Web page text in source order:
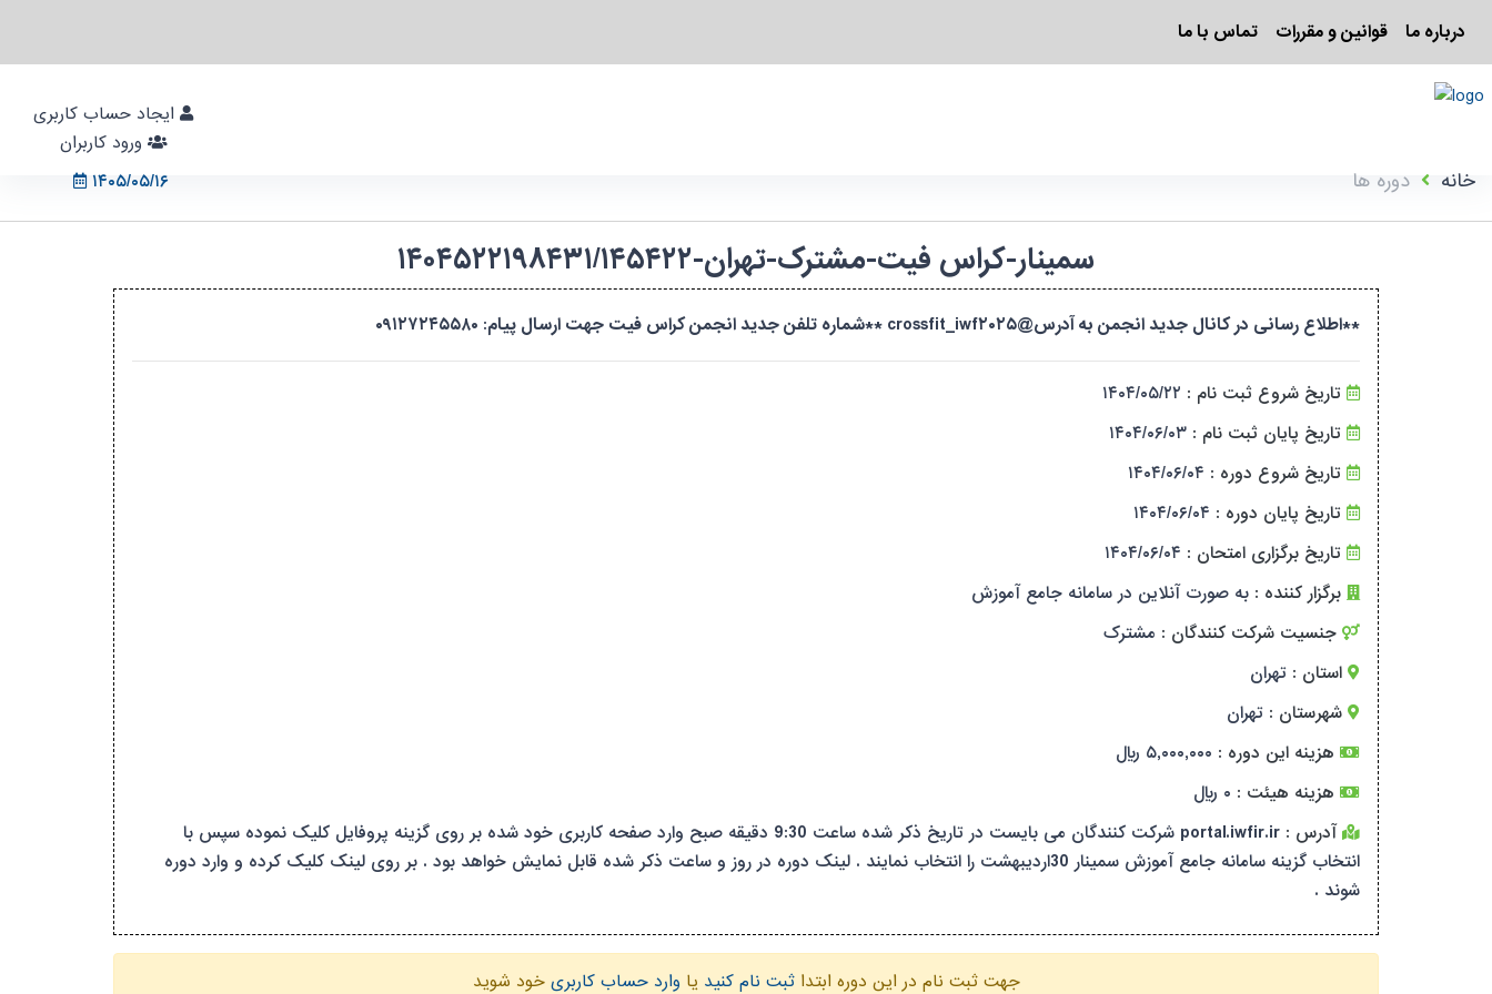
درباره ما قوانین و مقررات تماس با ما
۱۴۰۵/۰۵/۱۶
خانه دوره ها
سمینار-کراس فیت-مشترک-تهران-۱۴۰۴۵۲۲۱۹۸۴۳۱/۱۴۵۴۲۲
**اطلاع رسانی در کانال جدید انجمن به آدرس@crossfit_iwf۲۰۲۵ **شماره تلفن جدید انجمن کراس فیت جهت ارسال پیام: ۰۹۱۲۷۲۴۵۵۸۰
تاریخ شروع ثبت نام : ۱۴۰۴/۰۵/۲۲
تاریخ پایان ثبت نام : ۱۴۰۴/۰۶/۰۳
تاریخ شروع دوره : ۱۴۰۴/۰۶/۰۴
تاریخ پایان دوره : ۱۴۰۴/۰۶/۰۴
تاریخ برگزاری امتحان : ۱۴۰۴/۰۶/۰۴
برگزار کننده : به صورت آنلاین در سامانه جامع آموزش
جنسیت شرکت کنندگان : مشترک
استان : تهران
شهرستان : تهران
هزینه این دوره : ۵,۰۰۰,۰۰۰ ریال
هزینه هیئت : ۰ ریال
آدرس :
portal.iwfir.ir شرکت کنندگان می بایست در تاریخ ذکر شده ساعت 9:30 دقیقه صبح وارد صفحه کاربری خود شده بر روی گزینه پروفایل کلیک نموده سپس با
انتخاب گزینه سامانه جامع آموزش سمینار 30اردیبهشت را انتخاب نمایند . لینک دوره در روز و ساعت ذکر شده قابل نمایش خواهد بود . بر روی لینک کلیک کرده و وارد دوره
شوند .
جهت ثبت نام در این دوره ابتداثبت نام کنید یا وارد حساب کاربری خود شوید